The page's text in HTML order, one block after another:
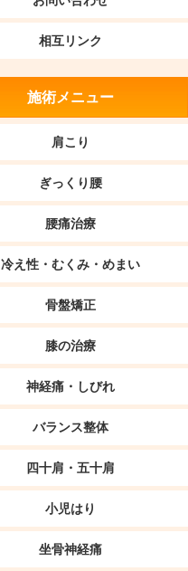
相互リンク
施術メニュー
肩こり
ぎっくり腰
腰痛治療
冷え性・むくみ・めまい
骨盤矯正
膝の治療
神経痛・しびれ
バランス整体
四十肩・五十肩
小児はり
坐骨神経痛